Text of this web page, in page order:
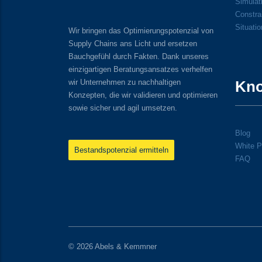
Wir bringen das Optimierungspotenzial von
Supply Chains ans Licht und ersetzen
Bauchgefühl durch Fakten. Dank unseres
einzigartigen Beratungsansatzes verhelfen
wir Unternehmen zu nachhaltigen
Konzepten, die wir validieren und optimieren
sowie sicher und agil umsetzen.
Bestandspotenzial ermitteln
Blog
White
FAQ
© 2026 Abels & Kemmner